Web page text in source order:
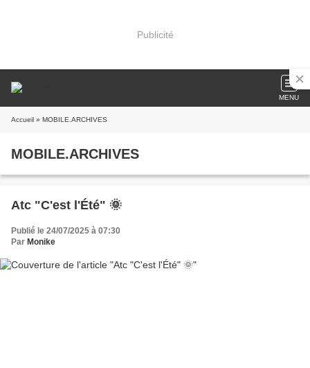
Publicité
MENU
Accueil » MOBILE.ARCHIVES
MOBILE.ARCHIVES
Atc "C'est l'Été" 🌞
Publié le 24/07/2025 à 07:30
Par Monike